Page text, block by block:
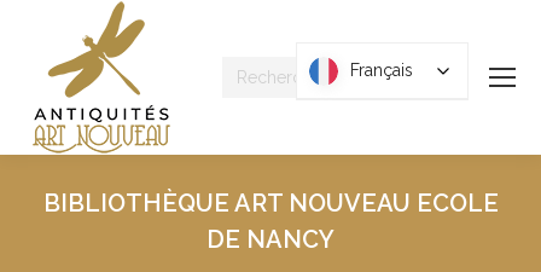
Recherche
BIBLIOTHÈQUE ART NOUVEAU ECOLE
DE NANCY
Français
Français